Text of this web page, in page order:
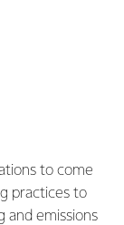
to come
practices to
and emissions